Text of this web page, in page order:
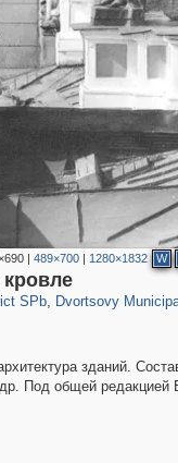
| 489×700| 1280×1832 W
SPb, Dvortsovy
22,587 1,098
зданий.
Под общей редакцией